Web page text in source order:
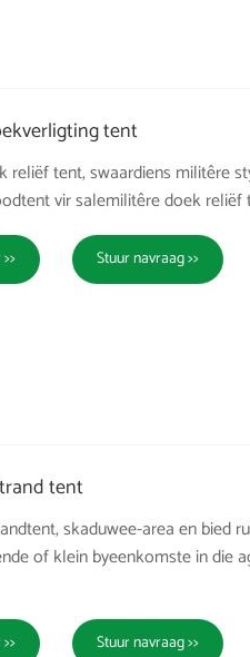
tent
reliëf tent, swaardiens militêre
vir salemilitêre doek reliëf
Stuur navraag >>
tent
skaduwee-area en bied
of klein byeenkomste in die
Stuur navraag >>